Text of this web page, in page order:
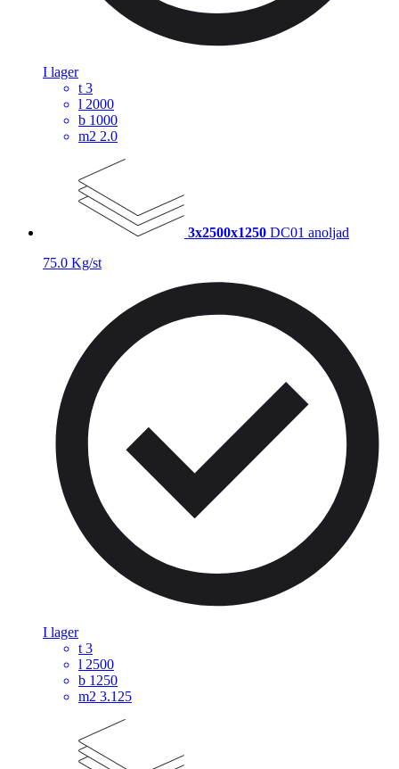
I lager
t 3
l 2000
b 1000
m2 2.0
3x2500x1250 DC01 anoljad
75.0 Kg/st
I lager
t 3
l 2500
b 1250
m2 3.125